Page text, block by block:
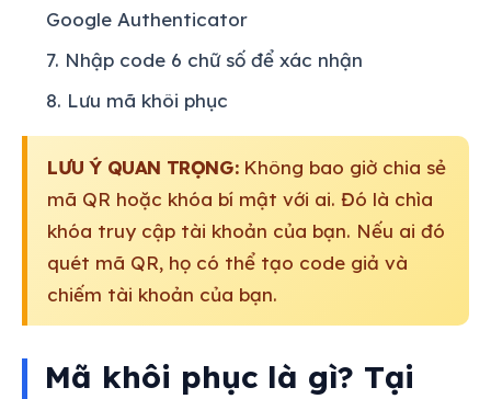
Google Authenticator
Nhập code 6 chữ số để xác nhận
Lưu mã khôi phục
LƯU Ý QUAN TRỌNG:Không bao giờ chia sẻ
mã QR hoặc khóa bí mật với ai. Đó là chìa
khóa truy cập tài khoản của bạn. Nếu ai đó
quét mã QR, họ có thể tạo code giả và
chiếm tài khoản của bạn.
Mã khôi phục là gì? Tại